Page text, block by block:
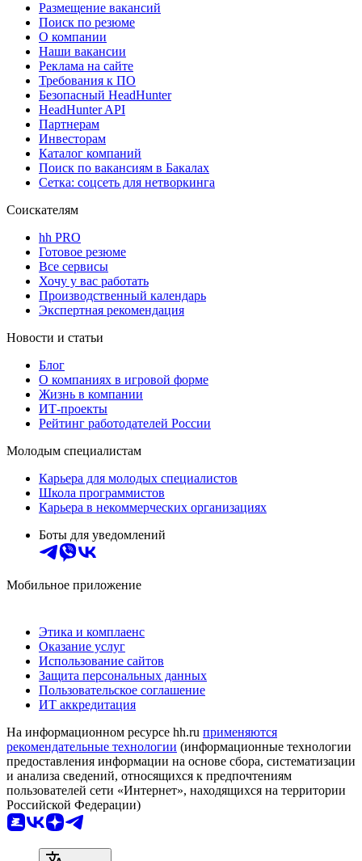
Размещение вакансий
Поиск по резюме
О компании
Наши вакансии
Реклама на сайте
Требования к ПО
Безопасный HeadHunter
HeadHunter API
Партнерам
Инвесторам
Каталог компаний
Поиск по вакансиям в Бакалах
Сетка: соцсеть для нетворкинга
Соискателям
hh PRO
Готовое резюме
Все сервисы
Хочу у вас работать
Производственный календарь
Экспертная рекомендация
Новости и статьи
Блог
О компаниях в игровой форме
Жизнь в компании
ИТ-проекты
Рейтинг работодателей России
Молодым специалистам
Карьера для молодых специалистов
Школа программистов
Карьера в некоммерческих организациях
Боты для уведомлений
Мобильное приложение
Этика и комплаенс
Оказание услуг
Использование сайтов
Защита персональных данных
Пользовательское соглашение
ИТ аккредитация
На информационном ресурсе hh.ru применяются
рекомендательные технологии (информационные технологии
предоставления информации на основе сбора, систематизации
и анализа сведений, относящихся к предпочтениям
пользователей сети «Интернет», находящихся на территории
Российской Федерации)